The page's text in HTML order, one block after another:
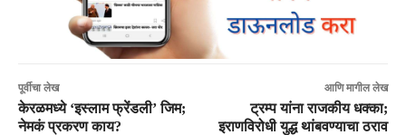
पूर्वीचा लेख
केरळमध्ये ‘इस्लाम फ्रेंडली’ जिम;
नेमकं प्रकरण काय?
आणि मागील लेख
ट्रम्प यांना राजकीय धक्का;
इराणविरोधी युद्ध थांबवण्याचा ठराव